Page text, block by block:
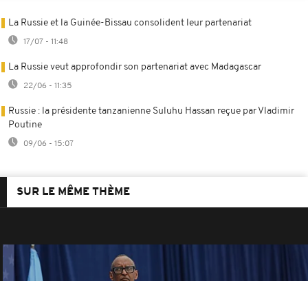
La Russie et la Guinée-Bissau consolident leur partenariat
17/07 - 11:48
La Russie veut approfondir son partenariat avec Madagascar
22/06 - 11:35
Russie : la présidente tanzanienne Suluhu Hassan reçue par Vladimir
Poutine
09/06 - 15:07
SUR LE MÊME THÈME